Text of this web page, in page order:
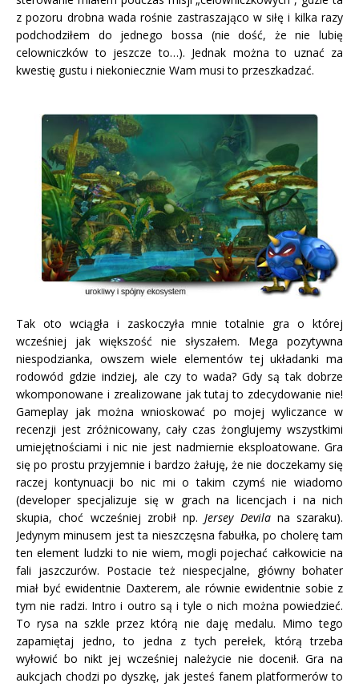
z pozoru drobna wada rośnie zastraszająco w siłę i kilka razy
podchodziłem do jednego bossa (nie dość, że nie lubię
celowniczków to jeszcze to…). Jednak można to uznać za
kwestię gustu i niekoniecznie Wam musi to przeszkadzać.
Tak oto wciągła i zaskoczyła mnie totalnie gra o której
wcześniej jak większość nie słyszałem. Mega pozytywna
niespodzianka, owszem wiele elementów tej układanki ma
rodowód gdzie indziej, ale czy to wada? Gdy są tak dobrze
wkomponowane i zrealizowane jak tutaj to zdecydowanie nie!
Gameplay jak można wnioskować po mojej wyliczance w
recenzji jest zróżnicowany, cały czas żonglujemy wszystkimi
umiejętnościami i nic nie jest nadmiernie eksploatowane. Gra
się po prostu przyjemnie i bardzo żałuję, że nie doczekamy się
raczej kontynuacji bo nic mi o takim czymś nie wiadomo
(developer specjalizuje się w grach na licencjach i na nich
skupia, choć wcześniej zrobił np.Jersey Devilana szaraku).
Jedynym minusem jest ta nieszczęsna fabułka, po cholerę tam
ten element ludzki to nie wiem, mogli pojechać całkowicie na
fali jaszczurów. Postacie też niespecjalne, główny bohater
miał być ewidentnie Daxterem, ale równie ewidentnie sobie z
tym nie radzi. Intro i outro są i tyle o nich można powiedzieć.
To rysa na szkle przez którą nie daję medalu. Mimo tego
zapamiętaj jedno, to jedna z tych perełek, którą trzeba
wyłowić bo nikt jej wcześniej należycie nie docenił. Gra na
aukcjach chodzi po dyszkę, jak jesteś fanem platformerów to